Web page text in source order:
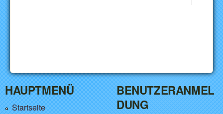
HAUPTMENÜ
Startseite
BENUTZERANMEL
DUNG